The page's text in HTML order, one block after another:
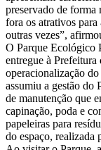
preservado de forma
fora os atrativos
outras vezes”,
O Parque Ecológico
entregue à
operacionalização
assumiu a gestão do
de manutenção que
capinação, poda e
papeleiras para
do espaço, realizada